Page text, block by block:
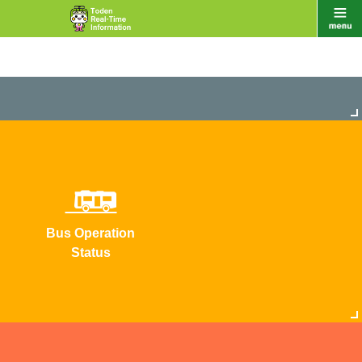
Bus Operation
Status